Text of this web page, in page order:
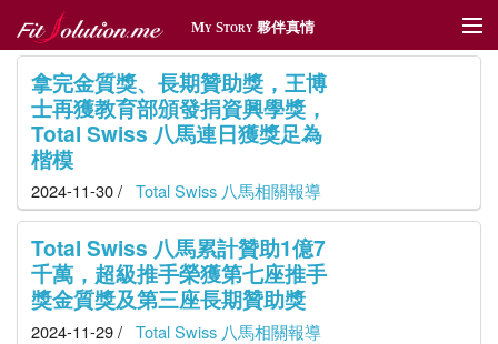
My Story 夥伴真情
夥伴真情
傳情遞愛
體育贊助
社區深耕
獎勵旅遊
新聞管理
拿完金質獎、長期贊助獎，王博
士再獲教育部頒發捐資興學獎，
Total Swiss 八馬連日獲獎足為
楷模
2024-11-30 / Total Swiss 八馬相關報導
Total Swiss 八馬累計贊助1億7
千萬，超級推手榮獲第七座推手
獎金質獎及第三座長期贊助獎
2024-11-29 / Total Swiss 八馬相關報導